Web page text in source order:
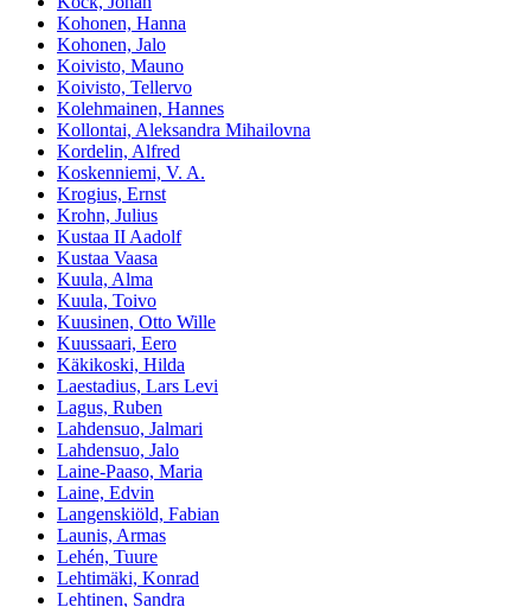
Kohonen, Hanna
Kohonen, Jalo
Koivisto, Mauno
Koivisto, Tellervo
Kolehmainen, Hannes
Kollontai, Aleksandra Mihailovna
Kordelin, Alfred
Koskenniemi, V. A.
Krogius, Ernst
Krohn, Julius
Kustaa II Aadolf
Kustaa Vaasa
Kuula, Alma
Kuula, Toivo
Kuusinen, Otto Wille
Kuussaari, Eero
Käkikoski, Hilda
Laestadius, Lars Levi
Lagus, Ruben
Lahdensuo, Jalmari
Lahdensuo, Jalo
Laine-Paaso, Maria
Laine, Edvin
Langenskiöld, Fabian
Launis, Armas
Lehén, Tuure
Lehtimäki, Konrad
Lehtinen, Sandra